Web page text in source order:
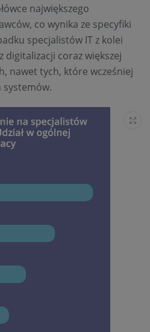
największego
co wynika ze specyfiki
specjalistów IT z kolei
digitalizacji coraz większej
nawet tych, które wcześniej
systemów.